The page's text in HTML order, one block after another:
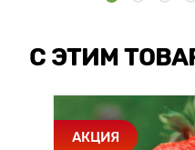
С ЭТИМ
АКЦИЯ